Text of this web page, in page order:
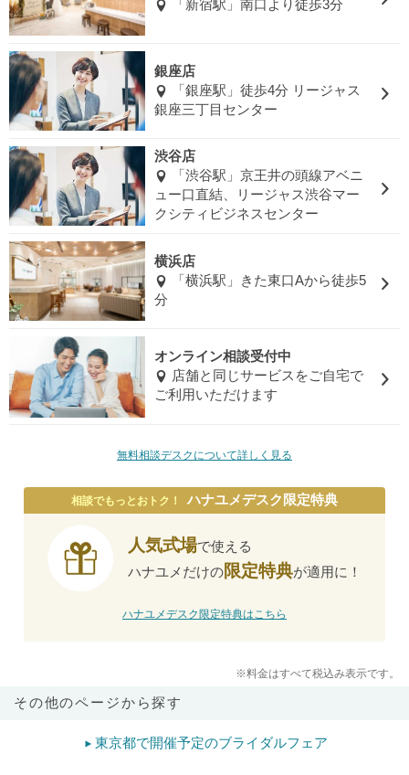
「新宿駅」南口より徒歩3分
銀座店
「銀座駅」徒歩4分 リージャス
銀座三丁目センター
渋谷店
「渋谷駅」京王井の頭線アベニ
ュー口直結、リージャス渋谷マー
クシティビジネスセンター
横浜店
「横浜駅」きた東口Aから徒歩5
分
オンライン相談受付中
店舗と同じサービスをご自宅で
ご利用いただけます
無料相談デスクについて詳しく見る
相談でもっとおトク！ ハナユメデスク限定特典
人気式場で使える
ハナユメだけの限定特典が適用に！
ハナユメデスク限定特典はこちら
※料金はすべて税込み表示です。
その他のページから探す
東京都で開催予定のブライダルフェア